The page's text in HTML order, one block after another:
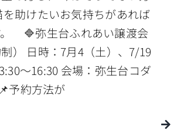
を助けたいお気持ちがあれば
🔷弥生台ふれあい譲渡会
制） 日時：7月4（土）、7/19
〜16:30 会場：弥生台コダ
予約方法が